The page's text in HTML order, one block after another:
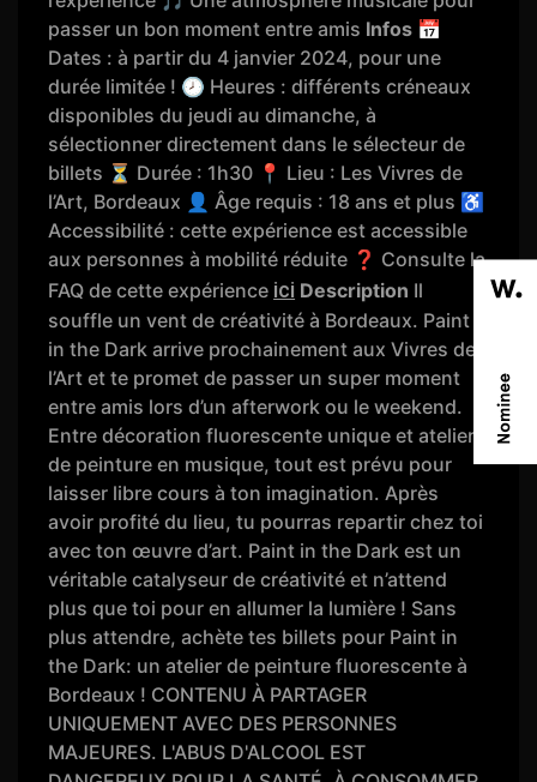
passer un bon moment entre amis Infos 📅
Dates : à partir du 4 janvier 2024, pour une
durée limitée ! 🕗 Heures : différents créneaux
disponibles du jeudi au dimanche, à
sélectionner directement dans le sélecteur de
billets ⏳ Durée : 1h30 📍 Lieu : Les Vivres de
l’Art, Bordeaux 👤 Âge requis : 18 ans et plus ♿
Accessibilité : cette expérience est accessible
aux personnes à mobilité réduite ❓ Consulte la
FAQ de cette expérience ici Description Il
souffle un vent de créativité à Bordeaux. Paint
in the Dark arrive prochainement aux Vivres de
l’Art et te promet de passer un super moment
entre amis lors d’un afterwork ou le weekend.
Entre décoration fluorescente unique et atelier
de peinture en musique, tout est prévu pour
laisser libre cours à ton imagination. Après
avoir profité du lieu, tu pourras repartir chez toi
avec ton œuvre d’art. Paint in the Dark est un
véritable catalyseur de créativité et n’attend
plus que toi pour en allumer la lumière ! Sans
plus attendre, achète tes billets pour Paint in
the Dark: un atelier de peinture fluorescente à
Bordeaux ! CONTENU À PARTAGER
UNIQUEMENT AVEC DES PERSONNES
MAJEURES. L'ABUS D'ALCOOL EST